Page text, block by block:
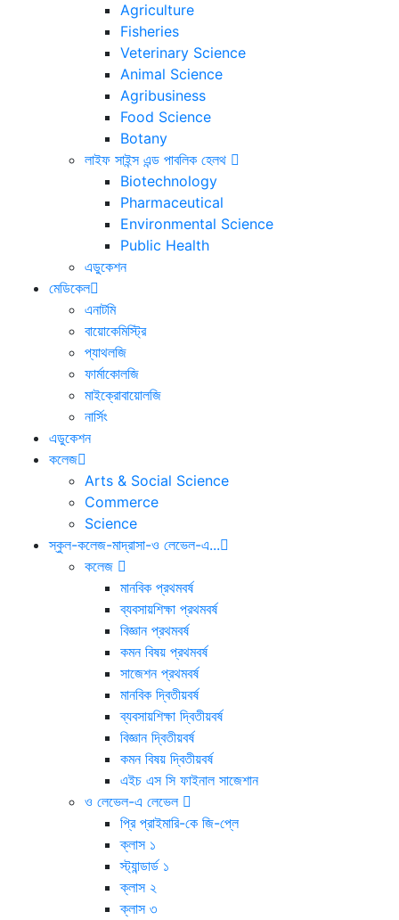
Agriculture
Fisheries
Veterinary Science
Animal Science
Agribusiness
Food Science
Botany
লাইফ সাইন্স এন্ড পাবলিক হেলথ
Biotechnology
Pharmaceutical
Environmental Science
Public Health
এডুকেশন
মেডিকেল
এনাটমি
বায়োকেমিস্ট্রি
প্যাথলজি
ফার্মাকোলজি
মাইক্রোবায়োলজি
নার্সিং
এডুকেশন
কলেজ
Arts & Social Science
Commerce
Science
স্কুল-কলেজ-মাদ্রাসা-ও লেভেল-এ...
কলেজ
মানবিক প্রথমবর্ষ
ব্যবসায়শিক্ষা প্রথমবর্ষ
বিজ্ঞান প্রথমবর্ষ
কমন বিষয় প্রথমবর্ষ
সাজেশন প্রথমবর্ষ
মানবিক দ্বিতীয়বর্ষ
ব্যবসায়শিক্ষা দ্বিতীয়বর্ষ
বিজ্ঞান দ্বিতীয়বর্ষ
কমন বিষয় দ্বিতীয়বর্ষ
এইচ এস সি ফাইনাল সাজেশান
ও লেভেল-এ লেভেল
প্রি প্রাইমারি-কে জি-প্লে
ক্লাস ১
স্ট্যান্ডার্ড ১
ক্লাস ২
ক্লাস ৩